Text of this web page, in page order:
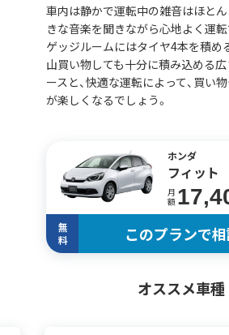
車内は静かで運転中の雑音はほとん
きな音楽を聞きながら心地よく運
ゲッジルームにはタイヤ4本を積め
山買い物しても十分に積み込める
ースと、快適な運転によって、買い
が楽しくなるでしょう。
ホンダ
フィット
月
額
無
料
このプランで
オススメ車種